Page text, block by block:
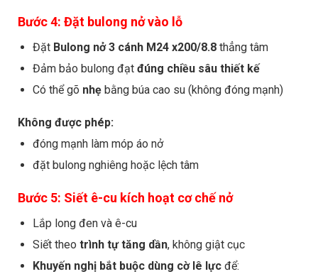
Bước 4: Đặt bulong nở vào lỗ
Đặt Bulong nở 3 cánh M24 x200/8.8thẳng tâm
Đảm bảo bulong đạt đúng chiều sâu thiết kế
Có thể gõ nhẹbằng búa cao su (không đóng mạnh)
Không được phép:
đóng mạnh làm móp áo nở
đặt bulong nghiêng hoặc lệch tâm
Bước 5: Siết ê-cu kích hoạt cơ chế nở
Lắp long đen và ê-cu
Siết theo trình tự tăng dần, không giật cục
Khuyến nghị bắt buộc dùng cờ lê lựcđể: